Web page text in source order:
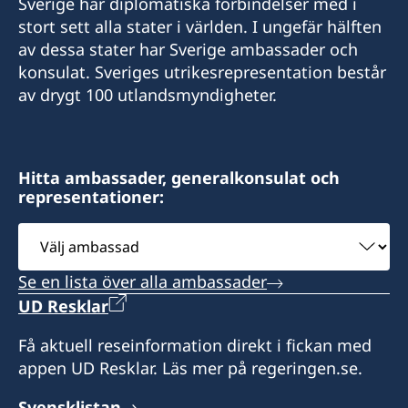
stort sett alla stater i världen. I ungefär hälften
av dessa stater har Sverige ambassader och
konsulat. Sveriges utrikesrepresentation består
av drygt 100 utlandsmyndigheter.
Hitta ambassader, generalkonsulat och
representationer:
Välj
ambassad
Se en lista över alla ambassader
UD Resklar
Få aktuell reseinformation direkt i fickan med
appen UD Resklar. Läs mer på regeringen.se.